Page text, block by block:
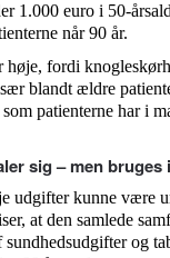
1.000 euro i 50-
når 90 år​.
høje, fordi
blandt ældre
patienterne har i
sig – men bruges
udgifter kunne være
at den samlede
sundhedsudgifter og